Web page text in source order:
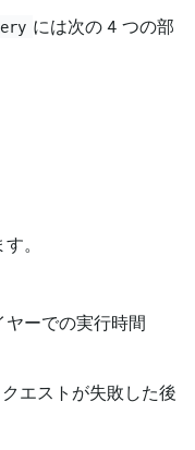
には次の 4 つの部
。
ーでの実行時間
エストが失敗した後